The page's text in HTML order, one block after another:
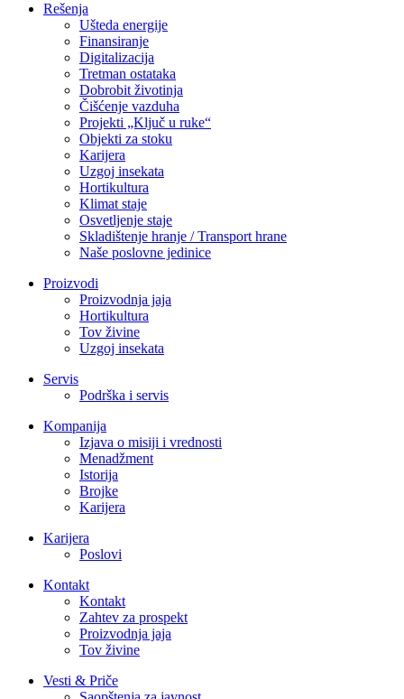
Rešenja
Ušteda energije
Finansiranje
Digitalizacija
Tretman ostataka
Dobrobit životinja
Čišćenje vazduha
Projekti „Ključ u ruke“
Objekti za stoku
Karijera
Uzgoj insekata
Hortikultura
Klimat staje
Osvetljenje staje
Skladištenje hranje / Transport hrane
Naše poslovne jedinice
Proizvodi
Proizvodnja jaja
Hortikultura
Tov živine
Uzgoj insekata
Servis
Podrška i servis
Kompanija
Izjava o misiji i vrednosti
Menadžment
Istorija
Brojke
Karijera
Karijera
Poslovi
Kontakt
Kontakt
Zahtev za prospekt
Proizvodnja jaja
Tov živine
Vesti & Priče